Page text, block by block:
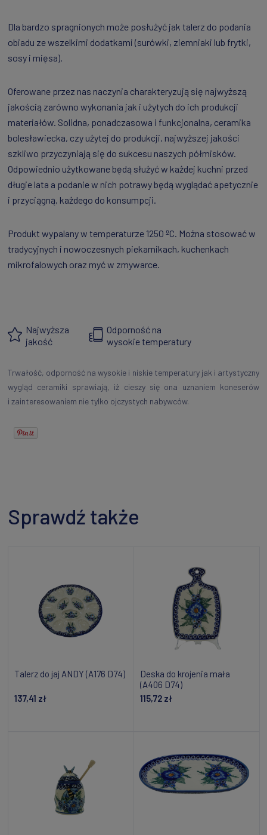
Dla bardzo spragnionych może posłużyć jak talerz do podania
obiadu ze wszelkimi dodatkami (surówki, ziemniaki lub frytki,
sosy i mięsa).
Oferowane przez nas naczynia charakteryzują się najwyższą
jakością zarówno wykonania jak i użytych do ich produkcji
materiałów. Solidna, ponadczasowa i funkcjonalna, ceramika
bolesławiecka, czy użytej do produkcji, najwyższej jakości
szkliwo przyczyniają się do sukcesu naszych półmisków.
Odpowiednio użytkowane będą służyć w każdej kuchni przed
długie lata a podanie w nich potrawy będą wyglądać apetycznie
i przyciągną, każdego do konsumpcji.
Produkt wypalany w temperaturze 1250 ºC. Można stosować w
tradycyjnych i nowoczesnych piekarnikach, kuchenkach
mikrofalowych oraz myć w zmywarce.
Najwyższa
jakość
Odporność na
wysokie temperatury
Trwałość, odporność na wysokie i niskie temperatury jak i artystyczny
wygląd ceramiki sprawiają, iż cieszy się ona uznaniem koneserów
i zainteresowaniem nie tylko ojczystych nabywców.
Sprawdź także
Talerz do jaj ANDY (A176 D74)
137,41 zł
Deska do krojenia mała
(A406 D74)
115,72 zł